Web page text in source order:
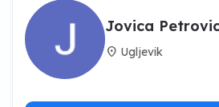
Jovica
location_on Ugljevik